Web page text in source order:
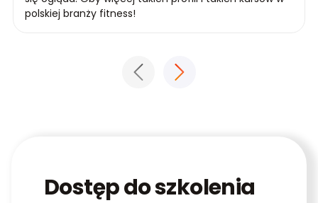
polskiej branży fitness!
Dostęp do szkolenia